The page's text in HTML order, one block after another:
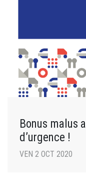
Bonus malus
d’urgence !
VEN 2 OCT 2020